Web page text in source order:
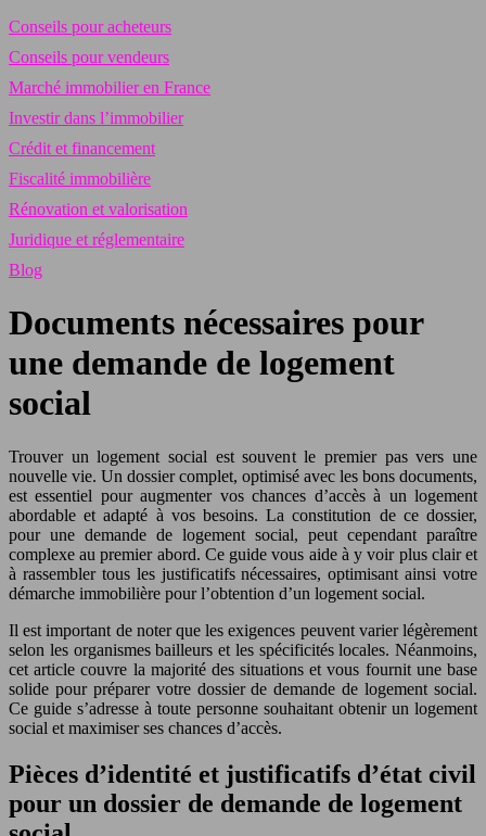
Conseils pour acheteurs
Conseils pour vendeurs
Marché immobilier en France
Investir dans l’immobilier
Crédit et financement
Fiscalité immobilière
Rénovation et valorisation
Juridique et réglementaire
Blog
Documents nécessaires pour
une demande de logement
social
Trouver un logement social est souvent le premier pas vers une
nouvelle vie. Un dossier complet, optimisé avec les bons documents,
est essentiel pour augmenter vos chances d’accès à un logement
abordable et adapté à vos besoins. La constitution de ce dossier,
pour une demande de logement social, peut cependant paraître
complexe au premier abord. Ce guide vous aide à y voir plus clair et
à rassembler tous les justificatifs nécessaires, optimisant ainsi votre
démarche immobilière pour l’obtention d’un logement social.
Il est important de noter que les exigences peuvent varier légèrement
selon les organismes bailleurs et les spécificités locales. Néanmoins,
cet article couvre la majorité des situations et vous fournit une base
solide pour préparer votre dossier de demande de logement social.
Ce guide s’adresse à toute personne souhaitant obtenir un logement
social et maximiser ses chances d’accès.
Pièces d’identité et justificatifs d’état civil
pour un dossier de demande de logement